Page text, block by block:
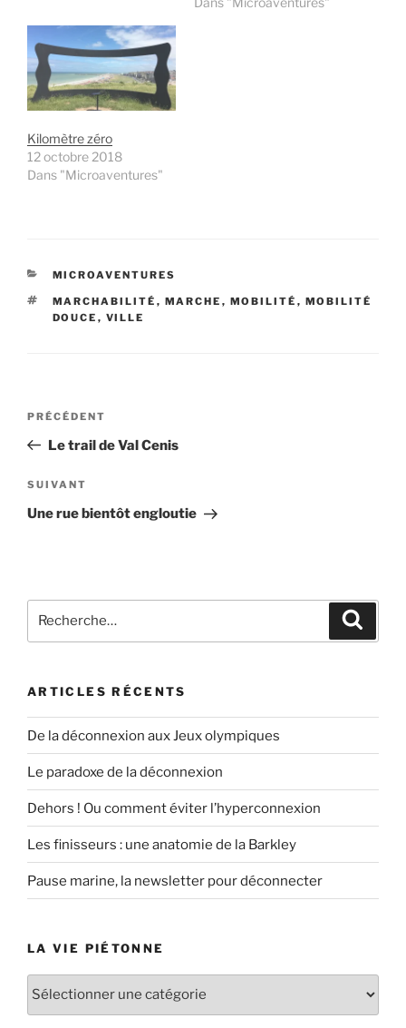
Kilomètre zéro
12 octobre 2018
Dans "Microaventures"
CATÉGORIES
MICROAVENTURES
ÉTIQUETTES
MARCHABILITÉ , MARCHE , MOBILITÉ , MOBILITÉ
DOUCE , VILLE
Navigation
l’article
Article
précédent
PRÉCÉDENT
Le trail de Val Cenis
Article
suivant
SUIVANT
Une rue bientôt engloutie
pour
ARTICLES RÉCENTS
De la déconnexion aux Jeux olympiques
Le paradoxe de la déconnexion
Dehors ! Ou comment éviter l’hyperconnexion
Les finisseurs : une anatomie de la Barkley
Pause marine, la newsletter pour déconnecter
LA VIE PIÉTONNE
La